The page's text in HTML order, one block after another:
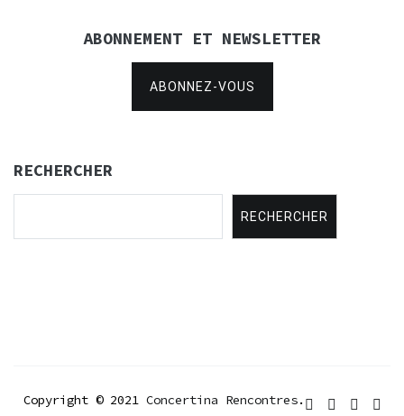
ABONNEMENT ET NEWSLETTER
ABONNEZ-VOUS
RECHERCHER
RECHERCHER
Copyright © 2021 Concertina Rencontres.